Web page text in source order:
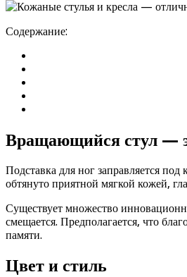
Содержание:
Вращающийся стул —
Подставка для ног заправляется
обтянуто приятной мягкой кожей,
Существует множество
смещается. Предполагается, что
памяти.
Цвет и стиль